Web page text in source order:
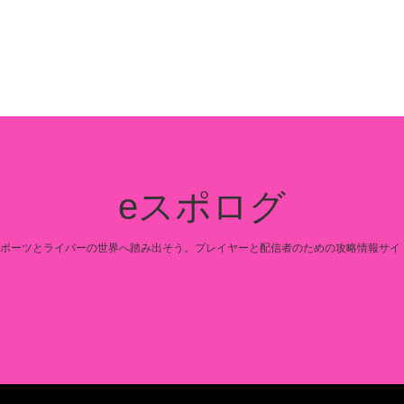
eスポログ
ーツとライバーの世界へ踏み出そう。プレイヤーと配信者のための攻略情報サイ